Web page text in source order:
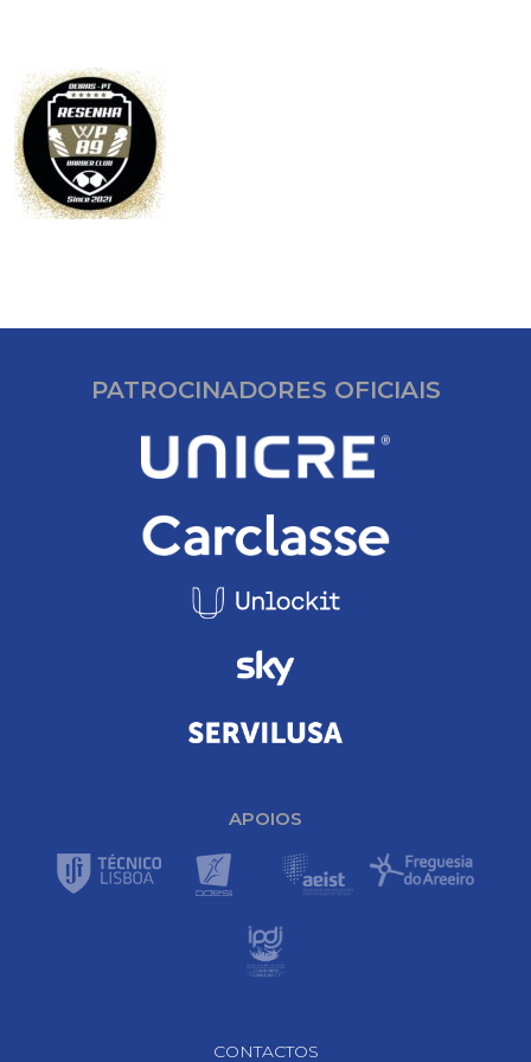
PATROCINADORES OFICIAIS
APOIOS
CONTACTOS